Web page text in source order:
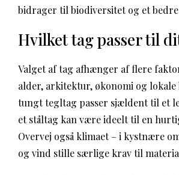
bidrager til biodiversitet og et
Hvilket tag passer til
Valget af tag afhænger af flere
alder, arkitektur, økonomi og
tungt tegltag passer sjældent til et
et ståltag kan være ideelt til en
Overvej også klimaet – i kystnære
og vind stille særlige krav til